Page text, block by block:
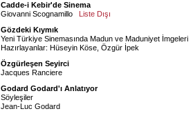
Cadde-i Kebir'de Sinema
Giovanni Scognamillo
Liste Dışı
Gözdeki Kıymık
Yeni Türkiye Sinemasında Madun ve Maduniyet İmgeleri
Hazırlayanlar: Hüseyin Köse Özgür İpek
Özgürleşen Seyirci
Jacques Ranciere
Godard Godard'ı Anlatıyor
Söyleşiler
Jean-Luc Godard